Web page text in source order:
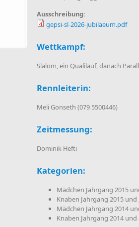
Ausschreibung:
gepsi-sl-2026-jubilaeum.pdf
Wettkampf:
Slalom, ein Qualilauf, danach
Rennleiterin:
Meli Gonseth (079 5500446)
Zeitmessung:
Dominik Hefti
Kategorien:
Mädchen Jahrgang 2015
Knaben Jahrgang 2015
Mädchen Jahrgang 2014
Knaben Jahrgang 2014